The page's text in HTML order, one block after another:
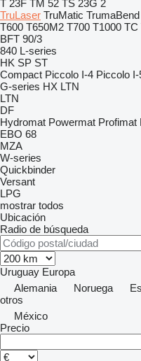
T 23F TM 52 TS 23G 2
TruLaser TruMatic TrumaBend
T600 T650M2 T700 T1000 TC
BFT 90/3
840 L-series
HK SP ST
Compact Piccolo I-4 Piccolo I-
G-series HX LTN
LTN
DF
Hydromat Powermat Profimat
EBO 68
MZA
W-series
Quickbinder
Versant
LPG
mostrar todos
Ubicación
Radio de búsqueda
Uruguay Europa
Alemania
Noruega
otros
México
Precio